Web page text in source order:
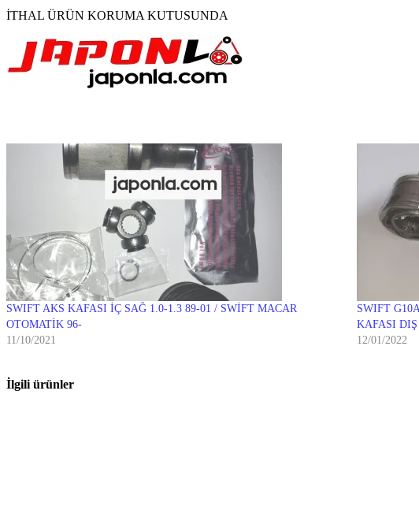
İTHAL ÜRÜN KORUMA KUTUSUNDA
SWIFT AKS KAFASI İÇ SAĞ 1.0-1.3 89-01 / SWİFT MACAR
OTOMATİK 96-
11/10/2021
SWIFT
KAFASI DIŞ
12/01/2022
İlgili ürünler